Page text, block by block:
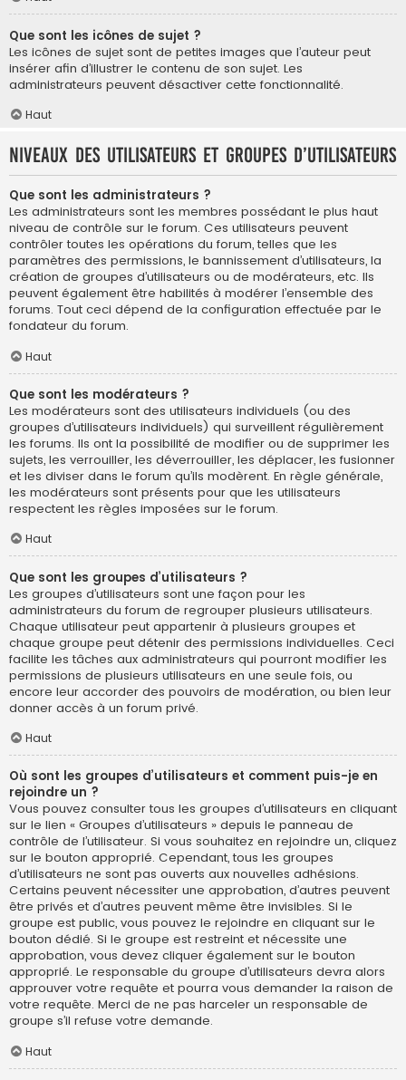
Que sont les icônes de sujet ?
Les icônes de sujet sont de petites images que l’auteur peut
insérer afin d’illustrer le contenu de son sujet. Les
administrateurs peuvent désactiver cette fonctionnalité.
Haut
Niveaux des utilisateurs et groupes d’utilisateurs
Que sont les administrateurs ?
Les administrateurs sont les membres possédant le plus haut
niveau de contrôle sur le forum. Ces utilisateurs peuvent
contrôler toutes les opérations du forum, telles que les
paramètres des permissions, le bannissement d’utilisateurs, la
création de groupes d’utilisateurs ou de modérateurs, etc. Ils
peuvent également être habilités à modérer l’ensemble des
forums. Tout ceci dépend de la configuration effectuée par le
fondateur du forum.
Haut
Que sont les modérateurs ?
Les modérateurs sont des utilisateurs individuels (ou des
groupes d’utilisateurs individuels) qui surveillent régulièrement
les forums. Ils ont la possibilité de modifier ou de supprimer les
sujets, les verrouiller, les déverrouiller, les déplacer, les fusionner
et les diviser dans le forum qu’ils modèrent. En règle générale,
les modérateurs sont présents pour que les utilisateurs
respectent les règles imposées sur le forum.
Haut
Que sont les groupes d’utilisateurs ?
Les groupes d’utilisateurs sont une façon pour les
administrateurs du forum de regrouper plusieurs utilisateurs.
Chaque utilisateur peut appartenir à plusieurs groupes et
chaque groupe peut détenir des permissions individuelles. Ceci
facilite les tâches aux administrateurs qui pourront modifier les
permissions de plusieurs utilisateurs en une seule fois, ou
encore leur accorder des pouvoirs de modération, ou bien leur
donner accès à un forum privé.
Haut
Où sont les groupes d’utilisateurs et comment puis-je en
rejoindre un ?
Vous pouvez consulter tous les groupes d’utilisateurs en cliquant
sur le lien « Groupes d’utilisateurs » depuis le panneau de
contrôle de l’utilisateur. Si vous souhaitez en rejoindre un, cliquez
sur le bouton approprié. Cependant, tous les groupes
d’utilisateurs ne sont pas ouverts aux nouvelles adhésions.
Certains peuvent nécessiter une approbation, d’autres peuvent
être privés et d’autres peuvent même être invisibles. Si le
groupe est public, vous pouvez le rejoindre en cliquant sur le
bouton dédié. Si le groupe est restreint et nécessite une
approbation, vous devez cliquer également sur le bouton
approprié. Le responsable du groupe d’utilisateurs devra alors
approuver votre requête et pourra vous demander la raison de
votre requête. Merci de ne pas harceler un responsable de
groupe s’il refuse votre demande.
Haut